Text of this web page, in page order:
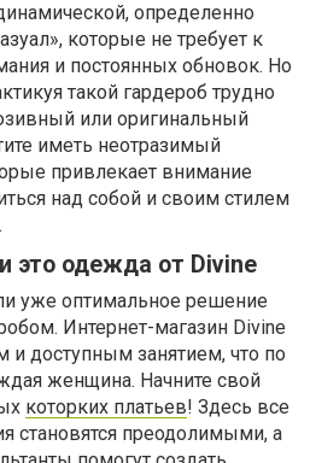
определенно
которые не требует к
и постоянных обновок. Но
такой гардероб трудно
или оригинальный
иметь неотразимый
привлекает внимание
над собой и своим стилем
это одежда от Divine
уже оптимальное решение
Интернет-магазин Divine
и доступным занятием, что по
женщина. Начните свой
которких платьев! Здесь все
становятся преодолимыми, а